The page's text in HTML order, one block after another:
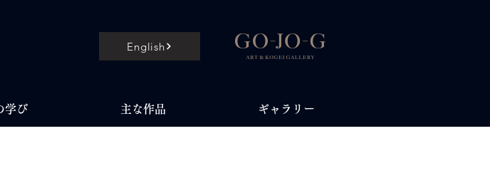
English
学び 主な作品 ギャラリー